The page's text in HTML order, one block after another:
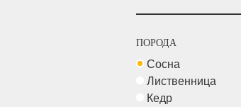
ПОРОДА
Сосна
Лиственница
Кедр